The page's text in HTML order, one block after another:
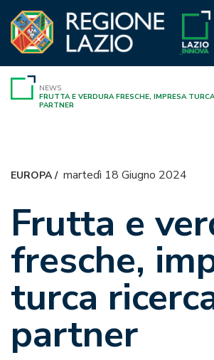
contenuto
NEWS
FRUTTA E VERDURA FRESCHE, IMPRESA
PARTNER
EUROPA/ martedì 18 Giugno 2024
Frutta e
fresche,
turca
partner